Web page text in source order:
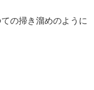
の掃き溜めのように